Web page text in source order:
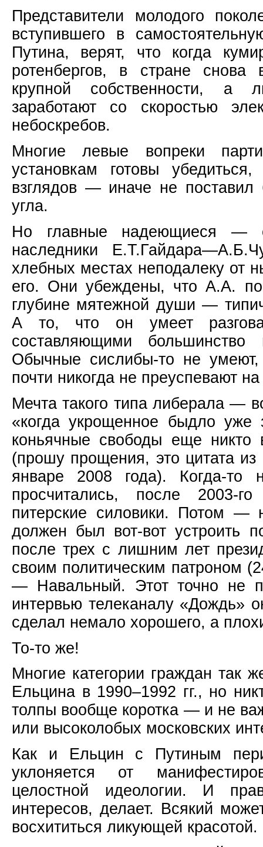
Представители молодого
вступившего в
Путина, верят, что когда
ротенбергов, в стране снова
крупной собственности, а
заработают со скоростью
небоскребов.
Многие левые вопреки
установкам готовы
взглядов — иначе не
угла.
Но главные надеющиеся —
наследники
хлебных местах неподалеку от
его. Они убеждены, что А.А.
глубине мятежной души —
А то, что он умеет
составляющими
Обычные сислибы-то не
почти никогда не преуспевают
Мечта такого типа либерала —
«когда укрощенное быдло
коньячные свободы еще
(прошу прощения, это цитата
январе 2008 года). Когда-
просчитались, после 2003-
питерские силовики. Потом —
должен был вот-вот устроить
после трех с лишним лет
своим политическим патроном
— Навальный. Этот точно не
интервью телеканалу «Дождь»
сделал немало хорошего, а
То-то же!
Многие категории граждан так
Ельцина в 1990–1992 гг., но
толпы вообще коротка — и не
или высоколобых московских
Как и Ельцин с Путиным
уклоняется от
целостной идеологии. И
интересов, делает. Всякий
восхититься ликующей красотой.